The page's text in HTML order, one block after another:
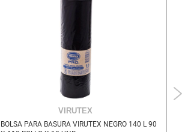
VIRUTEX
BOLSA PARA BASURA VIRUTEX NEGRO 140 L 90